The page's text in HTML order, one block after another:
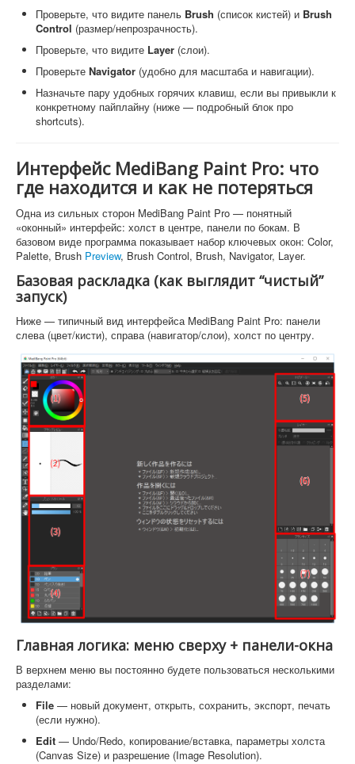
Проверьте, что видите панель Brush (список кистей) и Brush
Control (размер/непрозрачность).
Проверьте, что видите Layer (слои).
Проверьте Navigator (удобно для масштаба и навигации).
Назначьте пару удобных горячих клавиш, если вы привыкли к
конкретному пайплайну (ниже — подробный блок про
shortcuts).
Интерфейс MediBang Paint Pro: что
где находится и как не потеряться
Одна из сильных сторон MediBang Paint Pro — понятный
«оконный» интерфейс: холст в центре, панели по бокам. В
базовом виде программа показывает набор ключевых окон: Color,
Palette, Brush Preview, Brush Control, Brush, Navigator, Layer.
Базовая раскладка (как выглядит “чистый”
запуск)
Ниже — типичный вид интерфейса MediBang Paint Pro: панели
слева (цвет/кисти), справа (навигатор/слои), холст по центру.
Главная логика: меню сверху + панели-окна
В верхнем меню вы постоянно будете пользоваться несколькими
разделами:
File — новый документ, открыть, сохранить, экспорт, печать
(если нужно).
Edit — Undo/Redo, копирование/вставка, параметры холста
(Canvas Size) и разрешение (Image Resolution).